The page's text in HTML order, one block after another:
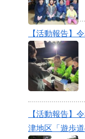
【活動報告】
【活動報告】
津地区「遊歩